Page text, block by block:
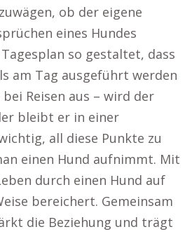
ob der eigene
eines Hundes
so gestaltet, dass
am Tag ausgeführt werden
Reisen aus – wird der
bleibt er in einer
all diese Punkte zu
einen Hund aufnimmt. Mit
durch einen Hund auf
bereichert. Gemeinsam
die Beziehung und trägt